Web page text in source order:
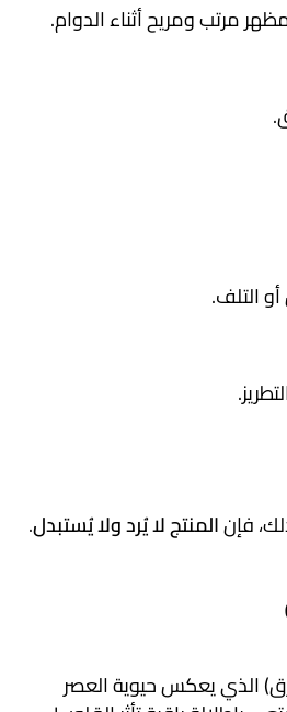
مرتب ومريح أثناء الدوام.
.
التلف.
.
فإنالمنتج لا يُرد ولا يُستبدل.
الذي يعكس حيوية العصر